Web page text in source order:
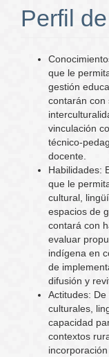
Perfil
que le
gestión
contarán con
vinculación
técnico-
docente.
Habilidades:
que le
cultural,
espacios de
contará con
evaluar
indígena en
de
difusión y
Actitudes:
culturales,
capacidad
contextos